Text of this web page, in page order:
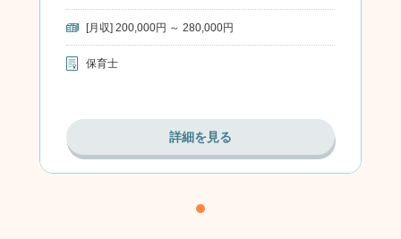
[月収] 200,000円 ～ 280,000円
保育士
詳細を見る